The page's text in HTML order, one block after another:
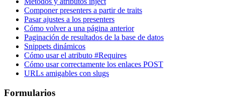
Componer presenters a partir de traits
Pasar ajustes a los presenters
Cómo volver a una página anterior
Paginación de resultados de la base de datos
Snippets dinámicos
Cómo usar el atributo #Requires
Cómo usar correctamente los enlaces POST
URLs amigables con slugs
Formularios